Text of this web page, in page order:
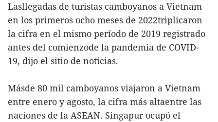
Lasllegadas de turistas camboyanos a Vietnam
en los primeros ocho meses de 2022triplicaron
la cifra en el mismo período de 2019 registrado
antes del comienzode la pandemia de COVID-
19, dijo el sitio de noticias.
Másde 80 mil camboyanos viajaron a Vietnam
entre enero y agosto, la cifra más altaentre las
naciones de la ASEAN. Singapur ocupó el